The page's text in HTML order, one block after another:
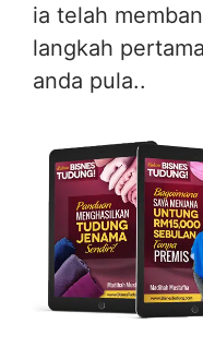
ia telah
langkah
anda pula..